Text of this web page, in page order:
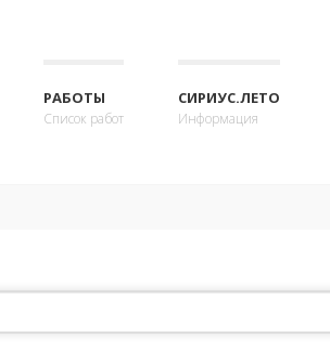
РАБОТЫ
Список работ
СИРИУС.ЛЕТО
Информация